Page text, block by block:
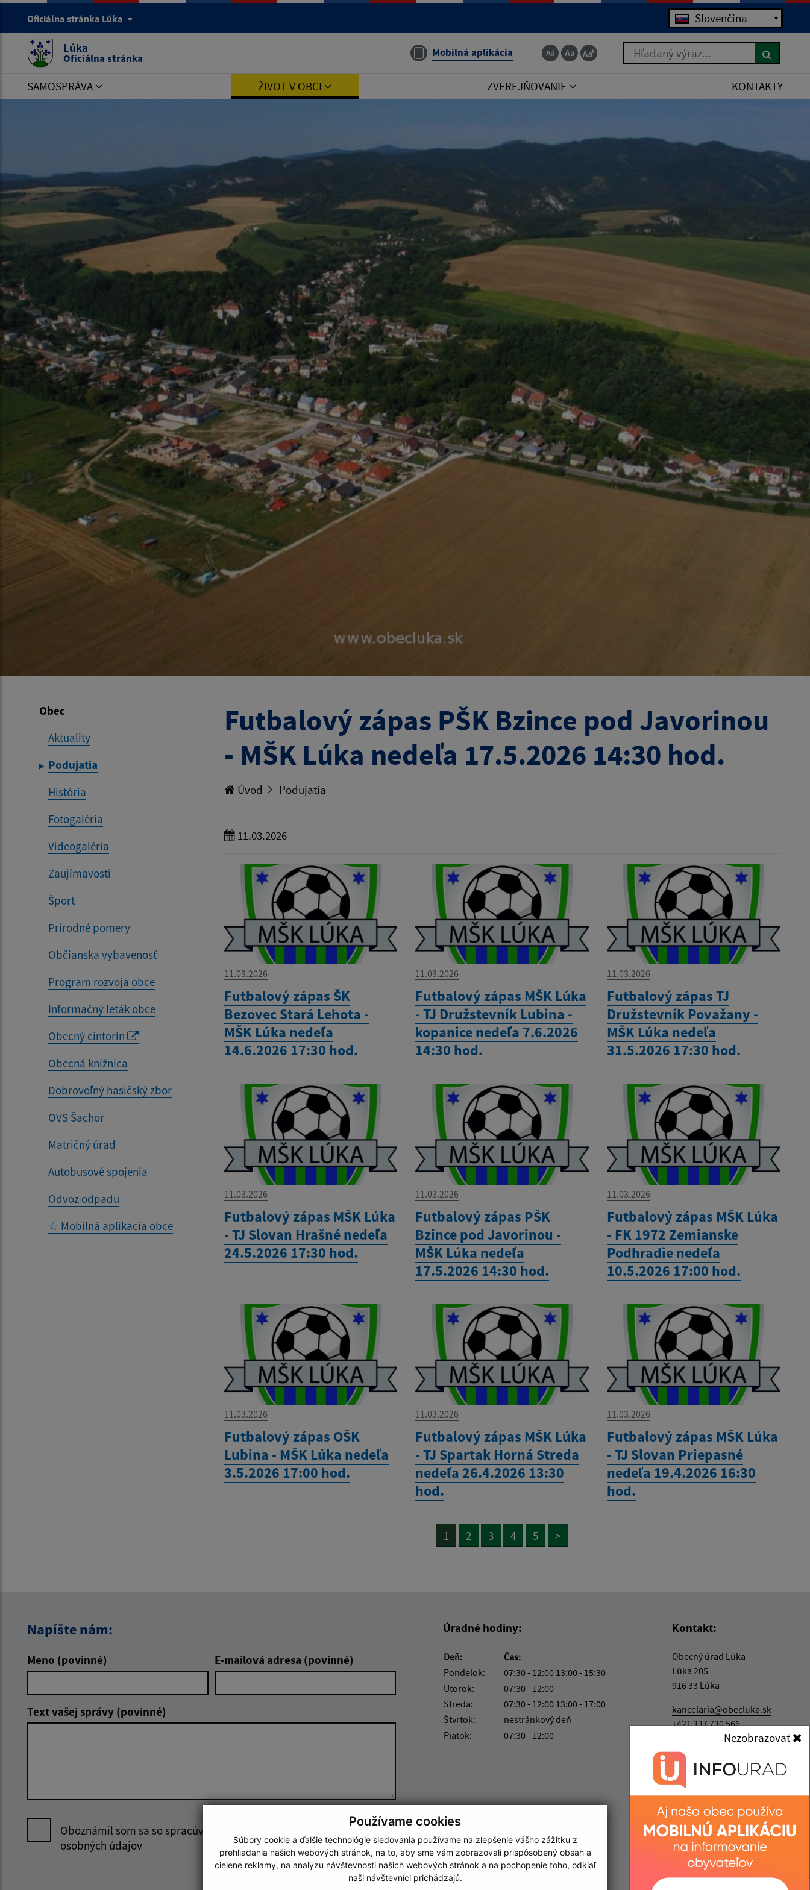
Používame cookies
Súbory cookie a ďalšie technológie sledovania používame na zlepšenie vášho zážitku z
prehliadania našich webových stránok, na to, aby sme vám zobrazovali prispôsobený obsah a
cielené reklamy, na analýzu návštevnosti našich webových stránok a na pochopenie toho, odkiaľ
naši návštevníci prichádzajú.
Oficiálna stránka Lúka Jazyk Slovenčina
Lúka
Oficiálna stránka Mobilná aplikácia Hľadaný výraz...
SAMOSPRÁVA ŽIVOT V OBCI ZVEREJŇOVANIE KONTAKTY
Obec
Aktuality
Podujatia
História
Fotogaléria
Videogaléria
Zaujímavosti
Šport
Prírodné pomery
Občianska vybavenosť
Program rozvoja obce
Informačný leták obce
Obecný cintorín
Obecná knižnica
Dobrovoľný hasičský zbor
OVS Šachor
Matričný úrad
Autobusové spojenia
Odvoz odpadu
☆ Mobilná aplikácia obce
Futbalový zápas PŠK Bzince pod Javorinou
- MŠK Lúka nedeľa 17.5.2026 14:30 hod.
Úvod Podujatia
11.03.2026
11.03.2026
Futbalový zápas ŠK
Bezovec Stará Lehota -
MŠK Lúka nedeľa
14.6.2026 17:30 hod.
11.03.2026
Futbalový zápas MŠK Lúka
- TJ Družstevník Lubina -
kopanice nedeľa 7.6.2026
14:30 hod.
11.03.2026
Futbalový zápas TJ
Družstevník Považany -
MŠK Lúka nedeľa
31.5.2026 17:30 hod.
11.03.2026
Futbalový zápas MŠK Lúka
- TJ Slovan Hrašné nedeľa
24.5.2026 17:30 hod.
11.03.2026
Futbalový zápas PŠK
Bzince pod Javorinou -
MŠK Lúka nedeľa
17.5.2026 14:30 hod.
11.03.2026
Futbalový zápas MŠK Lúka
- FK 1972 Zemianske
Podhradie nedeľa
10.5.2026 17:00 hod.
11.03.2026
Futbalový zápas OŠK
Lubina - MŠK Lúka nedeľa
3.5.2026 17:00 hod.
11.03.2026
Futbalový zápas MŠK Lúka
- TJ Spartak Horná Streda
nedeľa 26.4.2026 13:30
hod.
11.03.2026
Futbalový zápas MŠK Lúka
- TJ Slovan Priepasné
nedeľa 19.4.2026 16:30
hod.
1 2 3 4 5 >
Napíšte nám:
Meno (povinné) E-mailová adresa (povinné)
Text vašej správy (povinné)
Oboznámil som sa sospracúvaním
osobných údajov
Google reCaptcha Response
Odoslať správu
Úradné hodiny:
Deň:
Čas:
Pondelok:
07:30 - 12:00 13:00 - 15:30
Utorok:
07:30 - 12:00
Streda:
07:30 - 12:00 13:00 - 17:00
Štvrtok:
nestránkový deň
Piatok:
07:30 - 12:00
Kontakt:
Obecný úrad Lúka
Lúka 205
916 33 Lúka
kancelaria@obecluka.sk
+421 337 730 566
Nezobrazovať